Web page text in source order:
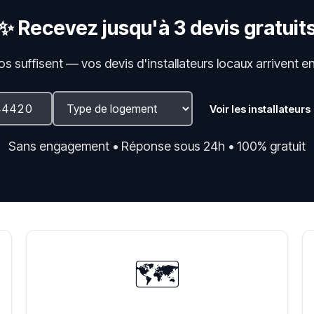
Recevez jusqu'à 3 devis
suffisent — vos devis d'installateurs locaux arrivent
Voir les
Sans engagement • Réponse sous 24h • 100% gratuit
🗺️